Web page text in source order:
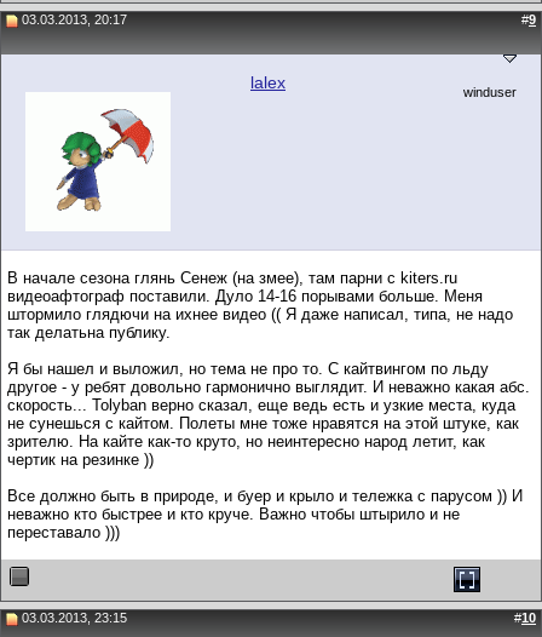
03.03.2013, 20:17 #9
lalex winduser
В начале сезона глянь Сенеж (на змее), там парни с kiters.ru
видеоафтограф поставили. Дуло 14-16 порывами больше. Меня
штормило глядючи на ихнее видео (( Я даже написал, типа, не надо
так делатьна публику.
Я бы нашел и выложил, но тема не про то. С кайтвингом по льду
другое - у ребят довольно гармонично выглядит. И неважно какая абс.
скорость... Tolyban верно сказал, еще ведь есть и узкие места, куда
не сунешься с кайтом. Полеты мне тоже нравятся на этой штуке, как
зрителю. На кайте как-то круто, но неинтересно народ летит, как
чертик на резинке ))
Все должно быть в природе, и буер и крыло и тележка с парусом )) И
неважно кто быстрее и кто круче. Важно чтобы штырило и не
переставало )))
03.03.2013, 23:15 #10